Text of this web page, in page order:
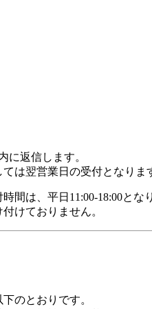
に返信します。
は翌営業日の受付となりま
間は、平日11:00-18:00とな
けておりません。
のとおりです。